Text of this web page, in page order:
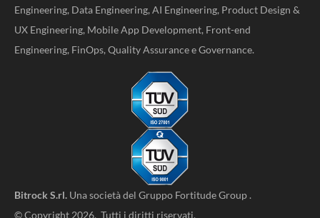
Engineering, Data Engineering, AI Engineering, Product Design &
UX Engineering, Mobile App Development, Front-end
Engineering, FinOps, Quality Assurance e Governance.
Bitrock S.rl. Una società del Gruppo Fortitude Group.
© Copyright 2026. Tutti i diritti riservati.